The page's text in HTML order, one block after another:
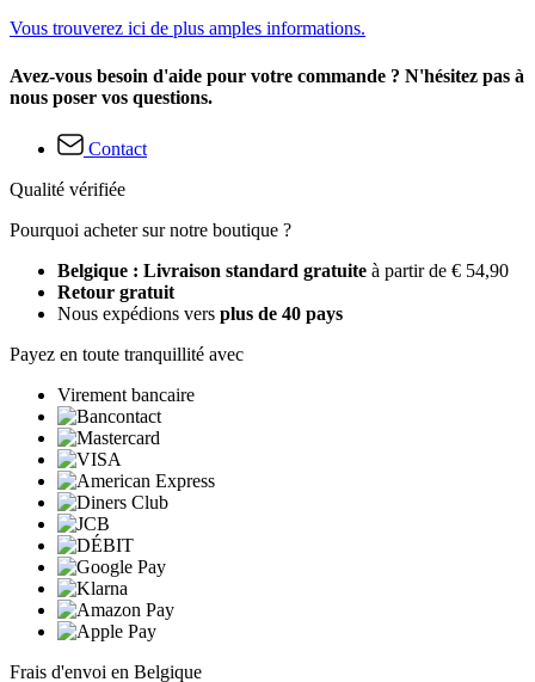
Vous trouverez ici de plus amples informations.
Avez-vous besoin d'aide pour votre commande ? N'hésitez pas à
nous poser vos questions.
Contact
Qualité vérifiée
Pourquoi acheter sur notre boutique ?
Belgique : Livraison standard gratuite à partir de € 54,90
Retour gratuit
Nous expédions vers plus de 40 pays
Payez en toute tranquillité avec
Virement bancaire
Frais d'envoi en Belgique